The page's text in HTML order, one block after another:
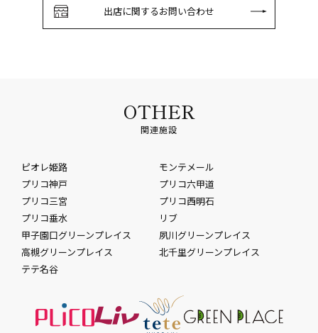
出店に関するお問い合わせ
OTHER
関連施設
ピオレ姫路
モンテメール
プリコ神戸
プリコ六甲道
プリコ三宮
プリコ西明石
プリコ垂水
リブ
甲子園口グリーンプレイス
夙川グリーンプレイス
高槻グリーンプレイス
北千里グリーンプレイス
テテ名谷